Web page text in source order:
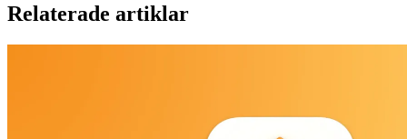
Relaterade artiklar